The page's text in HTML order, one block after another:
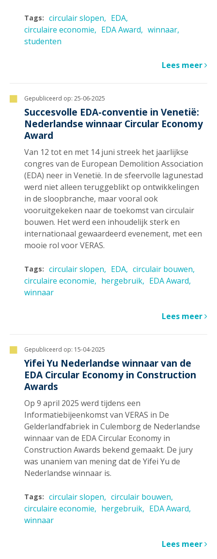
Tags: circulair slopen
EDA
circulaire economie
EDA Award
winnaar
studenten
Lees meer
Gepubliceerd op: 25-06-2025
Succesvolle EDA-conventie in Venetië:
Nederlandse winnaar Circular Economy
Award
Van 12 tot en met 14 juni streek het jaarlijkse
congres van de European Demolition Association
(EDA) neer in Venetië. In de sfeervolle lagunestad
werd niet alleen teruggeblikt op ontwikkelingen
in de sloopbranche, maar vooral ook
vooruitgekeken naar de toekomst van circulair
bouwen. Het werd een inhoudelijk sterk en
internationaal gewaardeerd evenement, met een
mooie rol voor VERAS.
Tags: circulair slopen EDA
circulair bouwen
circulaire economie
hergebruik
EDA Award
winnaar
Lees meer
Gepubliceerd op: 15-04-2025
Yifei Yu Nederlandse winnaar van de
EDA Circular Economy in Construction
Awards
Op 9 april 2025 werd tijdens een
Informatiebijeenkomst van VERAS in De
Gelderlandfabriek in Culemborg de Nederlandse
winnaar van de EDA Circular Economy in
Construction Awards bekend gemaakt. De jury
was unaniem van mening dat de Yifei Yu de
Nederlandse winnaar is.
Tags: circulair slopen
circulair bouwen
circulaire economie
hergebruik
EDA Award
winnaar
Lees meer